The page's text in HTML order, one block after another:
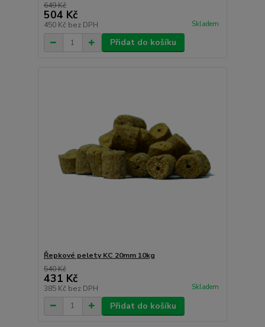
649 Kč
504 Kč
450 Kč bez DPH Skladem
Přidat do košíku
Řepkové pelety KC 20mm 10kg
540 Kč
431 Kč
385 Kč bez DPH Skladem
Přidat do košíku